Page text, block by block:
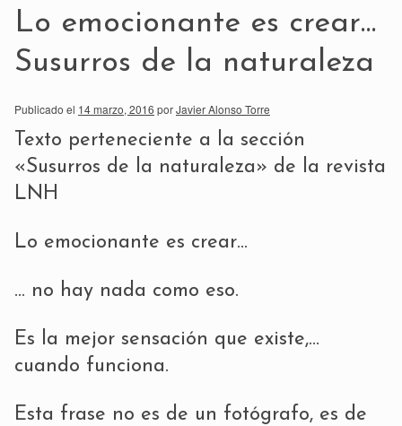
Lo emocionante es crear…
Susurros de la naturaleza
Publicado el 14 marzo, 2016 porJavier Alonso Torre
Texto perteneciente a la sección
«Susurros de la naturaleza» de la revista
LNH
Lo emocionante es crear…
… no hay nada como eso.
Es la mejor sensación que existe,…
cuando funciona.
Esta frase no es de un fotógrafo, es de